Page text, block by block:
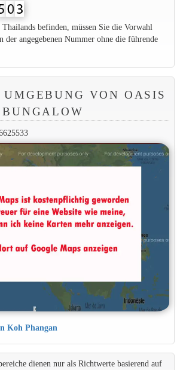
befinden, müssen Sie die Vorwahl
angegebenen Nummer ohne die führende
VON OASIS
BUNGALOW
Koh Phangan
dienen nur als Richtwerte basierend auf